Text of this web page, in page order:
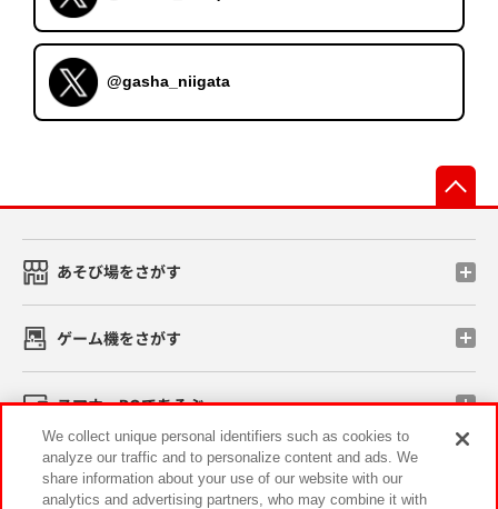
@gasha_niigata
あそび場をさがす
ゲーム機をさがす
スマホ・PCであそぶ
イベント・キャンペーン
We collect unique personal identifiers such as cookies to
analyze our traffic and to personalize content and ads. We
share information about your use of our website with our
analytics and advertising partners, who may combine it with